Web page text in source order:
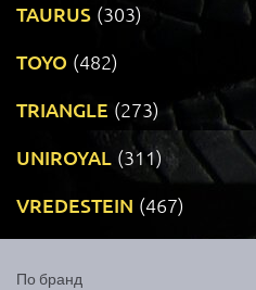
TAURUS (303)
TOYO (482)
TRIANGLE (273)
UNIROYAL (311)
VREDESTEIN (467)
По бранд